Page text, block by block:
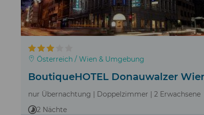
Österreich / Wien & Umgebung
BoutiqueHOTEL Donauwalzer
nur Übernachtung | Doppelzimmer | 2 Erwachsene
2 Nächte